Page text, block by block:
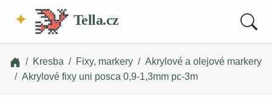
Tella.cz
Kresba Fixy, markery
Akrylové a olejové markery
Akrylové fixy uni posca 0,9-1,3mm pc-3m